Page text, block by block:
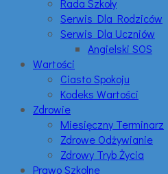
Rada Szkoły
Serwis Dla Rodziców
Serwis Dla Uczniów
Angielski SOS
Wartości
Ciasto Spokoju
Kodeks Wartości
Zdrowie
Miesięczny Terminarz
Zdrowe Odżywianie
Zdrowy Tryb Życia
Prawo Szkolne